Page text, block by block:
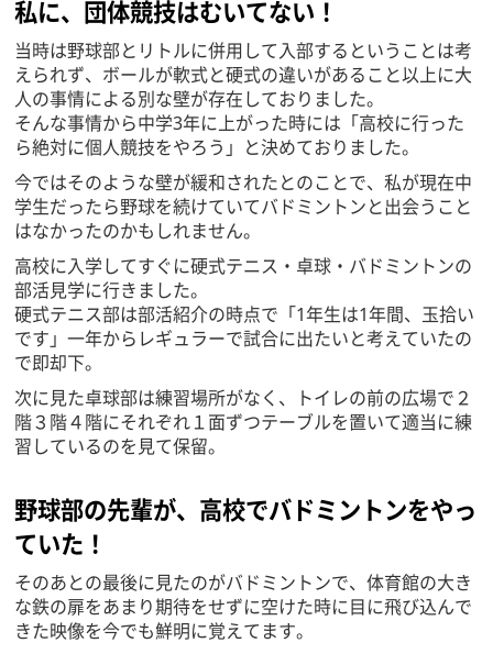
私に、団体競技はむいてない！
当時は野球部とリトルに併用して入部するということは考
えられず、ボールが軟式と硬式の違いがあること以上に大
人の事情による別な壁が存在しておりました。
そんな事情から中学3年に上がった時には「高校に行った
ら絶対に個人競技をやろう」と決めておりました。
今ではそのような壁が緩和されたとのことで、私が現在中
学生だったら野球を続けていてバドミントンと出会うこと
はなかったのかもしれません。
高校に入学してすぐに硬式テニス・卓球・バドミントンの
部活見学に行きました。
硬式テニス部は部活紹介の時点で「1年生は1年間、玉拾い
です」一年からレギュラーで試合に出たいと考えていたの
で即却下。
次に見た卓球部は練習場所がなく、トイレの前の広場で２
階３階４階にそれぞれ１面ずつテーブルを置いて適当に練
習しているのを見て保留。
野球部の先輩が、高校でバドミントンをやっ
ていた！
そのあとの最後に見たのがバドミントンで、体育館の大き
な鉄の扉をあまり期待をせずに空けた時に目に飛び込んで
きた映像を今でも鮮明に覚えてます。